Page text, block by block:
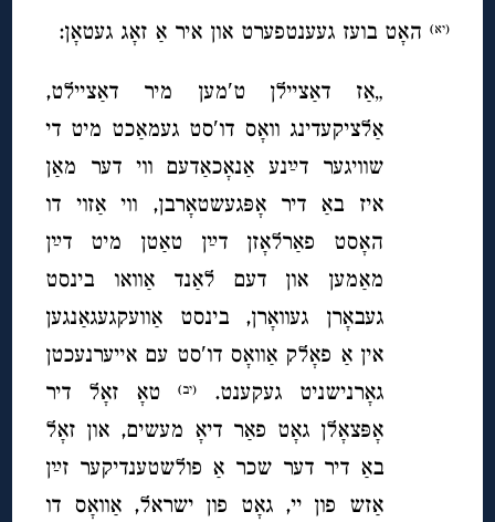
(יא) האָט בועז געענטפערט און איר אַ זאָג געטאָן:
„אַז דאַציילן ט′מען מיר דאַציילט,
אַלציקעדינג וואָס דו′סט געמאַכט מיט די
שוויגער דײַנע אַנאָכאַדעם ווי דער מאַן
איז באַ דיר אָפּגעשטאָרבן, ווי אַזוי דו
האָסט פאַרלאָזן דײַן טאַטן מיט דײַן
מאַמען און דעם לאַנד אַוואו בינסט
געבאָרן געוואָרן, בינסט אַוועקגעגאַנגען
אין אַ פאָלק אַוואָס דו′סט עם אייערנעכטן
גאָרנישניט געקענט.(יב)
טאָ זאָל דיר
אָפּצאָלן גאָט פאַר דיאָ מעשים, און זאָל
באַ דיר דער שכר אַ פולשטענדיקער זײַן
אַזש פון יי, גאָט פון ישראל, אַוואָס דו